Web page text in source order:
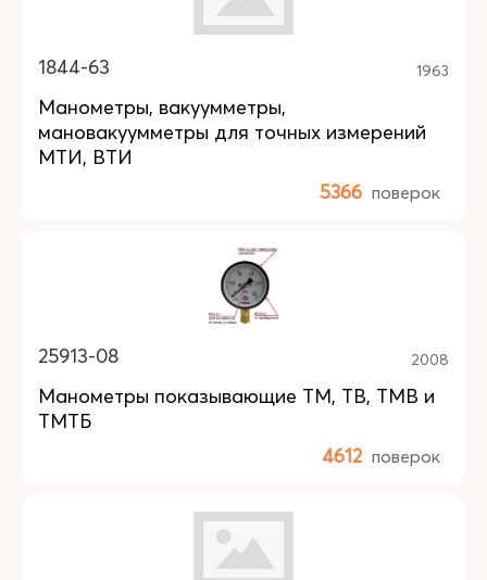
1844-63 1963
Манометры, вакуумметры,
мановакуумметры для точных измерений
МТИ, ВТИ
5366 поверок
25913-08 2008
Манометры показывающие ТМ, ТВ, ТМВ и
ТМТБ
4612 поверок